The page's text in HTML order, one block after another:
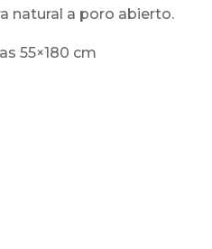
natural a poro abierto.
55×180 cm